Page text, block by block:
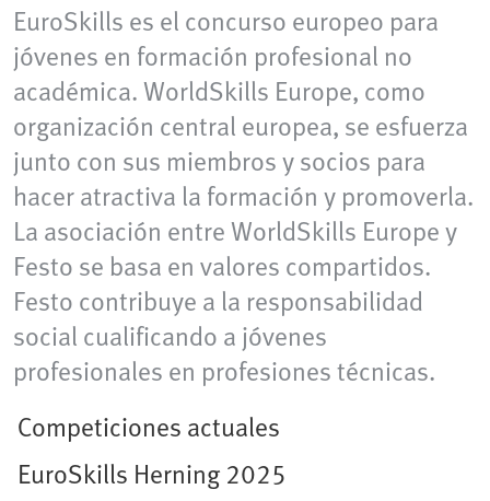
EuroSkills es el concurso europeo para
jóvenes en formación profesional no
académica. WorldSkills Europe, como
organización central europea, se esfuerza
junto con sus miembros y socios para
hacer atractiva la formación y promoverla.
La asociación entre WorldSkills Europe y
Festo se basa en valores compartidos.
Festo contribuye a la responsabilidad
social cualificando a jóvenes
profesionales en profesiones técnicas.
Competiciones actuales
EuroSkills Herning 2025